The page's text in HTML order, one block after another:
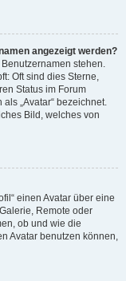
angezeigt werden?
stehen.
Oft sind dies Sterne,
Status im Forum
„Avatar“ bezeichnet.
Bild, welches von
einen Avatar über eine
Remote oder
ob und wie die
Avatar benutzen können,